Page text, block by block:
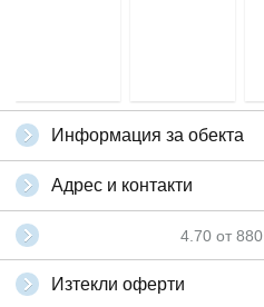
Информация за обекта
Адрес и контакти
4.70 от 880
Изтекли оферти